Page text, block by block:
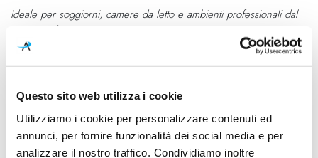
Questo sito web utilizza i cookie
Utilizziamo i cookie per personalizzare contenuti ed
annunci, per fornire funzionalità dei social media e per
analizzare il nostro traffico. Condividiamo inoltre
Ideale per soggiorni, camere da letto e ambienti professionali dal
gusto moderno e ricercato.
Caratteristiche
Cod.Art.
C16019.075.0522
Designer
Jordi Blasi 2025